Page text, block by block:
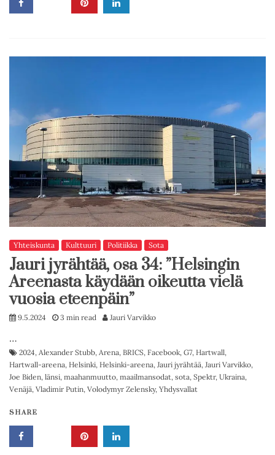
Yhteiskunta Kulttuuri Politiikka Sota
Jauri jyrähtää, osa 34: ”Helsingin
Areenasta käydään oikeutta vielä
vuosia eteenpäin”
9.5.2024 3 min read Jauri Varvikko
…
2024, Alexander Stubb, Arena, BRICS, Facebook, G7, Hartwall,
Hartwall-areena, Helsinki, Helsinki-areena, Jauri jyrähtää, Jauri Varvikko,
Joe Biden, länsi, maahanmuutto, maailmansodat, sota, Spektr, Ukraina,
Venäjä, Vladimir Putin, Volodymyr Zelensky, Yhdysvallat
SHARE